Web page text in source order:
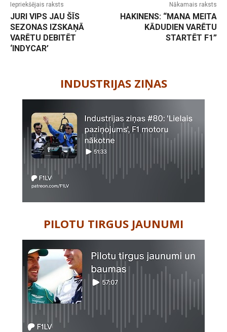
Iepriekšējais raksts
JURI VIPS JAU ŠĪS
SEZONAS IZSKAŅĀ
VARĒTU DEBITĒT
‘INDYCAR’
Nākamais raksts
HAKINENS: “MANA MEITA
KĀDUDIEN VARĒTU
STARTĒT F1”
INDUSTRIJAS ZIŅAS
PILOTU TIRGUS JAUNUMI